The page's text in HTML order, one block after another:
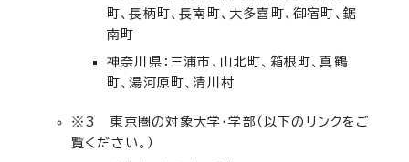
町、長柄町、長南町、大多喜町、御宿町、鋸
南町
神奈川県：三浦市、山北町、箱根町、真鶴
町、湯河原町、清川村
※3 東京圏の対象大学・学部（以下のリンクをご
覧ください。）